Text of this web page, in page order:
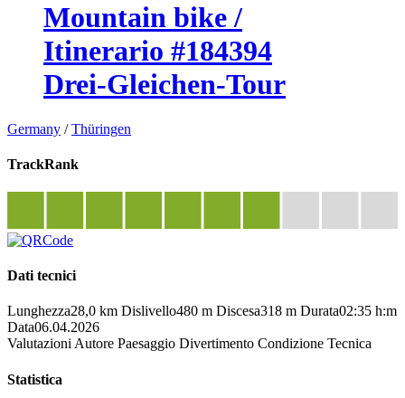
Mountain bike /
Itinerario #184394
Drei-Gleichen-Tour
Germany /Thüringen
TrackRank
Dati tecnici
Lunghezza28,0 km Dislivello480 m Discesa318 m Durata02:35 h:m
Data06.04.2026
Valutazioni Autore Paesaggio Divertimento Condizione Tecnica
Statistica